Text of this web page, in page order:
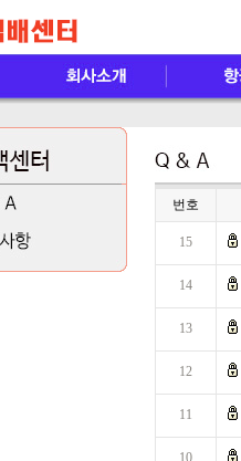
번호
15
14
13
12
11
10